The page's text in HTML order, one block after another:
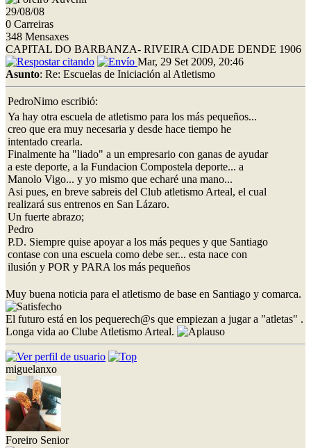
29/08/08
0 Carreiras
348 Mensaxes
CAPITAL DO BARBANZA- RIVEIRA CIDADE DENDE 1906
Mar, 29 Set 2009, 20:46
Asunto: Re: Escuelas de Iniciación al Atletismo
PedroNimo escribió:
Ya hay otra escuela de atletismo para los más pequeños...
creo que era muy necesaria y desde hace tiempo he
intentado crearla.
Finalmente ha "liado" a un empresario con ganas de ayudar
a este deporte, a la Fundacion Compostela deporte... a
Manolo Vigo... y yo mismo que echaré una mano...
Asi pues, en breve sabreis del Club atletismo Arteal, el cual
realizará sus entrenos en San Lázaro.
Un fuerte abrazo;
Pedro
P.D. Siempre quise apoyar a los más peques y que Santiago
contase con una escuela como debe ser... esta nace con
ilusión y POR y PARA los más pequeños
Muy buena noticia para el atletismo de base en Santiago y comarca.
El futuro está en los pequerech@s que empiezan a jugar a "atletas" .
Longa vida ao Clube Atletismo Arteal.
miguelanxo
Foreiro Senior